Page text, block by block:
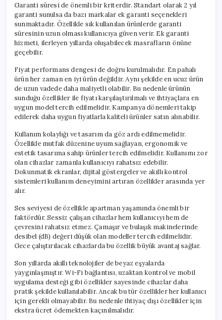
Garanti süresi de önemli bir kriterdir. Standart olarak 2 yıl
garanti sunulsa da bazı markalar ek garanti seçenekleri
sunmaktadır. Özellikle sık kullanılan ürünlerde garanti
süresinin uzun olması kullanıcıya güven verir. Ek garanti
hizmeti, ilerleyen yıllarda oluşabilecek masrafların önüne
geçebilir.
Fiyat performans dengesi de doğru kurulmalıdır. En pahalı
ürün her zaman en iyi ürün değildir. Aynı şekilde en ucuz ürün
de uzun vadede daha maliyetli olabilir. Bu nedenle ürünün
sunduğu özellikler ile fiyatı karşılaştırılmalı ve ihtiyaçlara en
uygun model tercih edilmelidir. Kampanya dönemleri takip
edilerek daha uygun fiyatlarla kaliteli ürünler satın alınabilir.
Kullanım kolaylığı ve tasarım da göz ardı edilmemelidir.
Özellikle mutfak düzenine uyum sağlayan, ergonomik ve
estetik tasarıma sahip ürünler tercih edilmelidir. Kullanımı zor
olan cihazlar zamanla kullanıcıyı rahatsız edebilir.
Dokunmatik ekranlar, dijital göstergeler ve akıllı kontrol
sistemleri kullanım deneyimini artıran özellikler arasında yer
alır.
Ses seviyesi de özellikle apartman yaşamında önemli bir
faktördür. Sessiz çalışan cihazlar hem kullanıcıyı hem de
çevresini rahatsız etmez. Çamaşır ve bulaşık makinelerinde
desibel (dB) değeri düşük olan modeller tercih edilmelidir.
Gece çalıştırılacak cihazlarda bu özellik büyük avantaj sağlar.
Son yıllarda akıllı teknolojiler de beyaz eşyalarda
yaygınlaşmıştır. Wi-Fi bağlantısı, uzaktan kontrol ve mobil
uygulama desteği gibi özellikler sayesinde cihazlar daha
pratik şekilde kullanılabilir. Ancak bu tür özellikler her kullanıcı
için gerekli olmayabilir. Bu nedenle ihtiyaç dışı özellikler için
ekstra ücret ödemekten kaçınılmalıdır.